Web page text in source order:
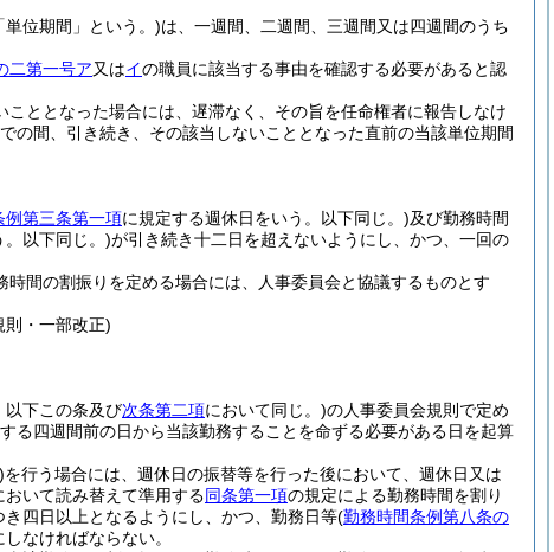
単位期間」という。)は、一週間、二週間、三週間又は四週間のうち
二第一号ア又はイの職員に該当する事由を確認する必要があると認
こととなった場合には、遅滞なく、その旨を任命権者に報告しなけ
の間、引き続き、その該当しないこととなった直前の当該単位期間
例第三条第一項に規定する週休日をいう。以下同じ。)及び勤務時間
。以下同じ。)が引き続き十二日を超えないようにし、かつ、一回の
間の割振りを定める場合には、人事委員会と協議するものとす
・一部改正)
以下この条及び次条第二項において同じ。)の人事委員会規則で定め
る四週間前の日から当該勤務することを命ずる必要がある日を起算
を行う場合には、週休日の振替等を行った後において、週休日又は
おいて読み替えて準用する同条第一項の規定による勤務時間を割り
き四日以上となるようにし、かつ、勤務日等(勤務時間条例第八条の
なければならない。